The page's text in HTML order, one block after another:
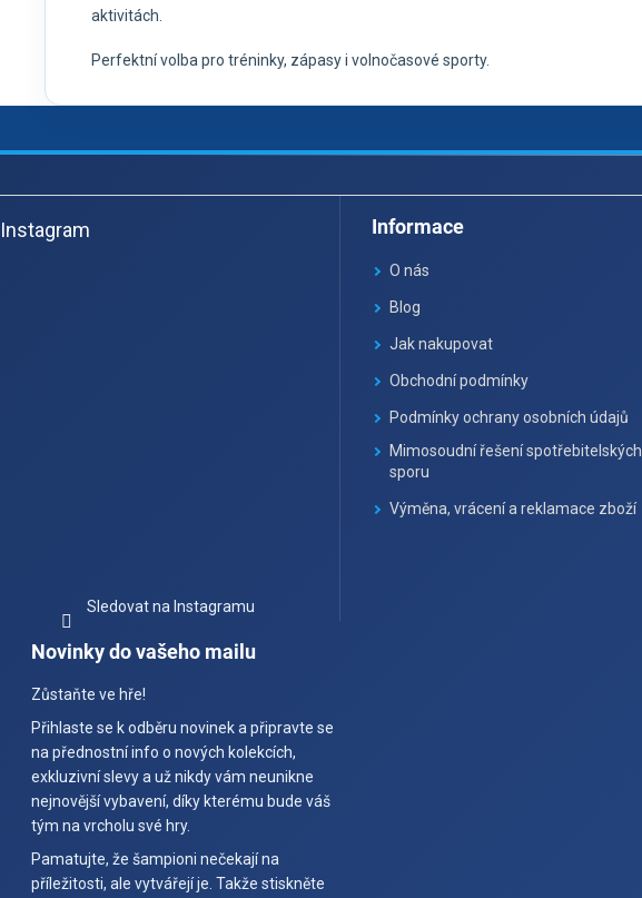
aktivitách.
Perfektní volba pro tréninky, zápasy i volnočasové sporty.
á
pInstagram
Sledovat na Instagramu
Informace
O nás
Blog
Jak nakupovat
Obchodní podmínky
Podmínky ochrany osobních údajů
Mimosoudní řešení spotřebitelských
sporu
Výměna, vrácení a reklamace zboží
Novinky do vašeho mailu
Zůstaňte ve hře!
Přihlaste se k odběru novinek a připravte se
na přednostní info o nových kolekcích,
exkluzivní slevy a už nikdy vám neunikne
nejnovější vybavení, díky kterému bude váš
tým na vrcholu své hry.
Pamatujte, že šampioni nečekají na
příležitosti, ale vytvářejí je. Takže stiskněte